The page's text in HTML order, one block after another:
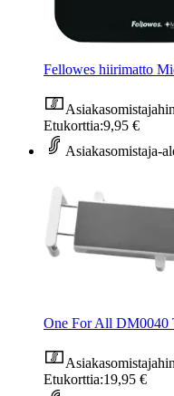
Fellowes hiirimatto
Etukorttia:9,95 €
Asiakasomistaja-
One For All DM0040
Etukorttia:19,95 €